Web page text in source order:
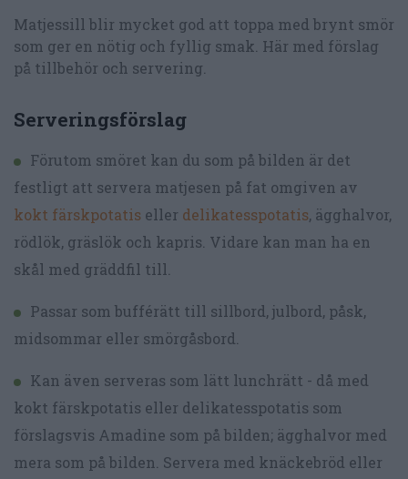
Matjessill blir mycket god att toppa med brynt smör
som ger en nötig och fyllig smak. Här med förslag
på tillbehör och servering.
Serveringsförslag
Förutom smöret kan du som på bilden är det
festligt att servera matjesen på fat omgiven av
kokt färskpotatis eller delikatesspotatis, ägghalvor,
rödlök, gräslök och kapris. Vidare kan man ha en
skål med gräddfil till.
Passar som bufférätt till sillbord, julbord, påsk,
midsommar eller smörgåsbord.
Kan även serveras som lätt lunchrätt - då med
kokt färskpotatis eller delikatesspotatis som
förslagsvis Amadine som på bilden; ägghalvor med
mera som på bilden. Servera med knäckebröd eller